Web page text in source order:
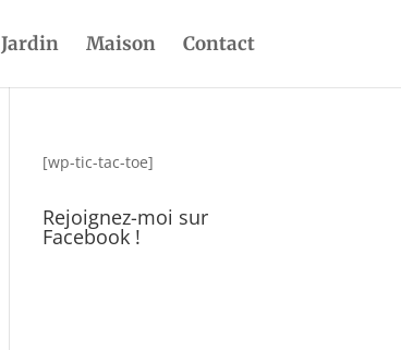
Jardin Maison Contact
[wp-tic-tac-toe]
Rejoignez-moi sur
Facebook !